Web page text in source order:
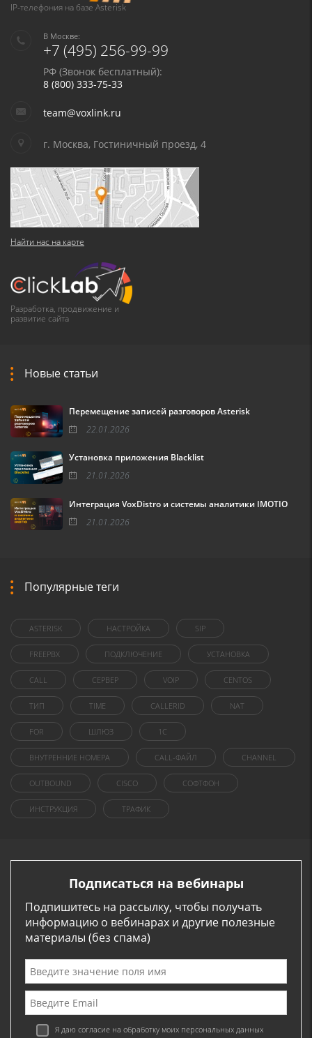
IP-телефония на базе Asterisk
В Москве:
+7 (495) 256-99-99
РФ (Звонок бесплатный):
8 (800) 333-75-33
team@voxlink.ru
г. Москва, Гостиничный проезд, 4
Найти нас на карте
Разработка, продвижение и
развитие сайта
Новые статьи
Перемещение записей разговоров Asterisk
22.01.2026
Установка приложения Blacklist
21.01.2026
Интеграция VoxDistro и системы аналитики IMOTIO
21.01.2026
Популярные теги
ASTERISK НАСТРОЙКА SIP
FREEPBX ПОДКЛЮЧЕНИЕ УСТАНОВКА
CALL СЕРВЕР VOIP CENTOS
ТИП TIME CALLERID NAT
FOR ШЛЮЗ 1C
ВНУТРЕННИЕ НОМЕРА CALL-ФАЙЛ CHANNEL
OUTBOUND CISCO СОФТФОН
ИНСТРУКЦИЯ ТРАФИК
Подписаться на вебинары
Подпишитесь на рассылку, чтобы получать
информацию о вебинарах и другие полезные
материалы (без спама)
Я даю согласие на обработку моих персональных данных